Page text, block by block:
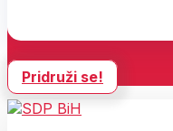
Pridruži se!